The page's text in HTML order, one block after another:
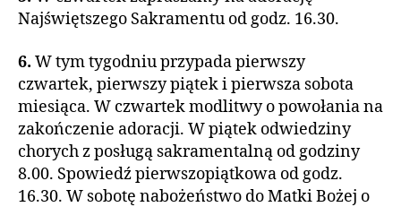
Najświętszego Sakramentu od godz. 16.30.
6. W tym tygodniu przypada pierwszy
czwartek, pierwszy piątek i pierwsza sobota
miesiąca. W czwartek modlitwy o powołania na
zakończenie adoracji. W piątek odwiedziny
chorych z posługą sakramentalną od godziny
8.00. Spowiedź pierwszopiątkowa od godz.
16.30. W sobotę nabożeństwo do Matki Bożej o